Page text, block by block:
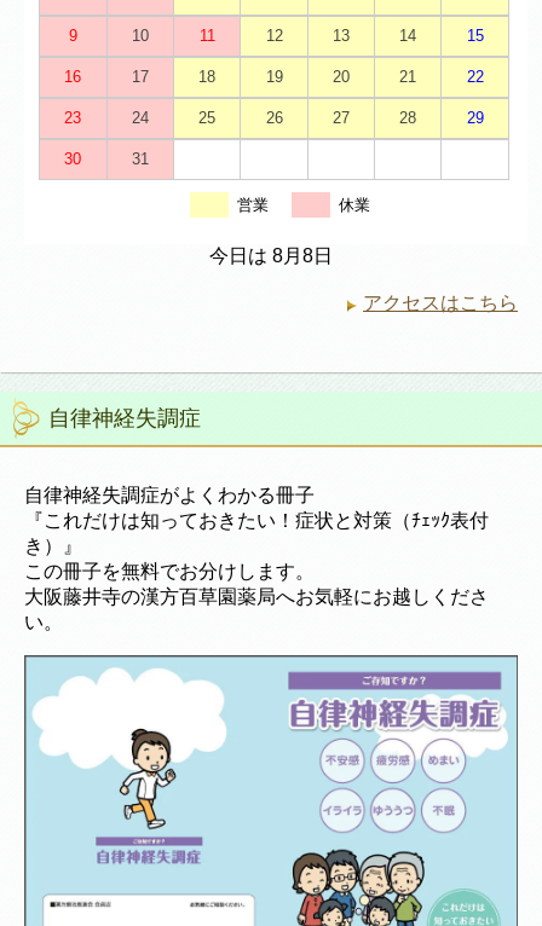
9 10 11 12 13 14 15
16 17 18 19 20 21 22
23 24 25 26 27 28 29
30 31
営業 休業
今日は 8月8日
アクセスはこちら
自律神経失調症
自律神経失調症がよくわかる冊子
『これだけは知っておきたい！症状と対策（ﾁｪｯｸ表付
き）』
この冊子を無料でお分けします。
大阪藤井寺の漢方百草園薬局へお気軽にお越しくださ
い。